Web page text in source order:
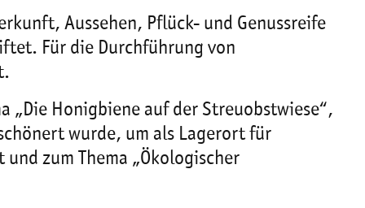
Aussehen, Pflück- und Genussreife
Für die Durchführung von
„Die Honigbiene auf der Streuobstwiese“,
wurde, um als Lagerort für
zum Thema „Ökologischer